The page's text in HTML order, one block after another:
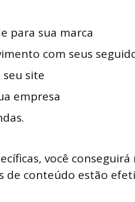
para sua marca
com seus
site
empresa
você
de conteúdo estão